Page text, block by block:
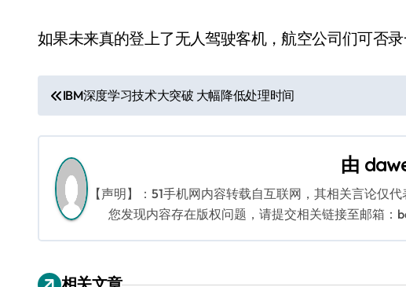
如果未来真的登上了无人驾驶客机，航空公司们可否
文
章
航
IBM深度学习技术大突破 大幅降低处理时间
由
【声明】：51手机网内容转载自互联网，其相关言论仅
您发现内容存在版权问题，请提交相关链接至邮箱：